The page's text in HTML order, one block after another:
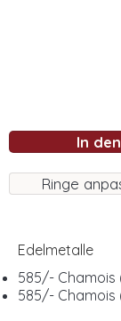
In
Ringe
Edelmetalle
585/- Chamois
585/- Chamois